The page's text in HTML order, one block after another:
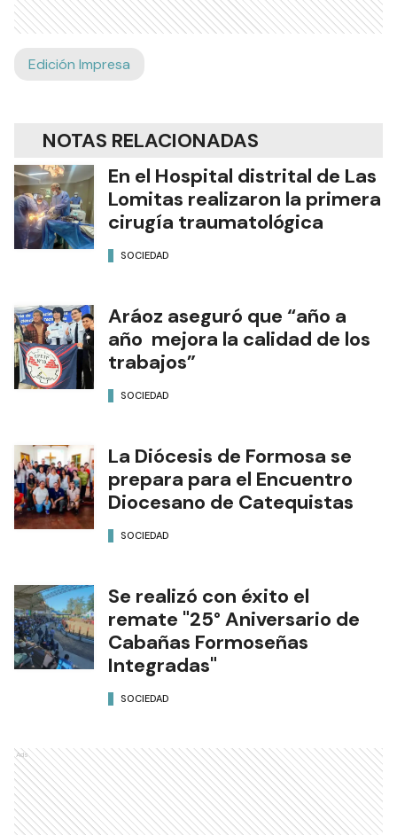
Edición Impresa
NOTAS RELACIONADAS
En el Hospital distrital de Las
Lomitas realizaron la primera
cirugía traumatológica
SOCIEDAD
Aráoz aseguró que “año a
año mejora la calidad de los
trabajos”
SOCIEDAD
La Diócesis de Formosa se
prepara para el Encuentro
Diocesano de Catequistas
SOCIEDAD
Se realizó con éxito el
remate "25° Aniversario de
Cabañas Formoseñas
Integradas"
SOCIEDAD
Ads